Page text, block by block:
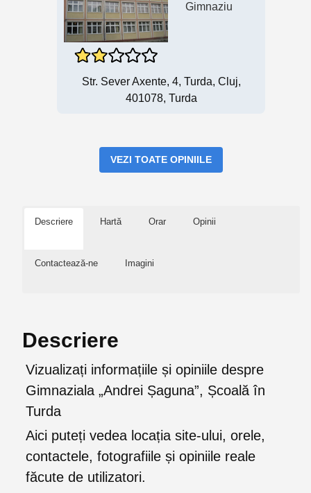
Gimnaziu
Str. Sever Axente, 4, Turda, Cluj,
401078, Turda
VEZI TOATE OPINIILE
Descriere Hartă Orar Opinii
Contactează-ne Imagini
Descriere
Vizualizați informațiile și opiniile despre
Gimnaziala „Andrei Șaguna”, Școală în
Turda
Aici puteți vedea locația site-ului, orele,
contactele, fotografiile și opiniile reale
făcute de utilizatori.